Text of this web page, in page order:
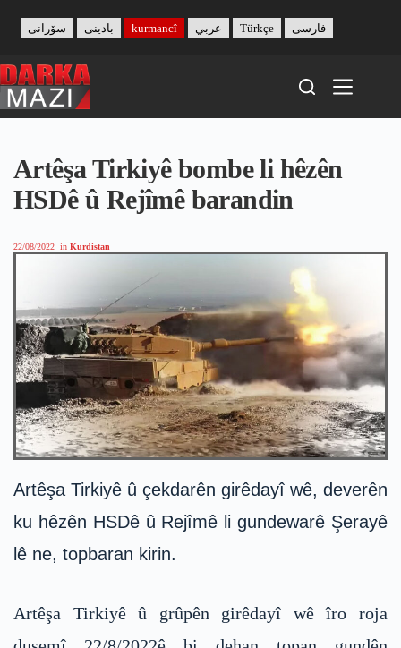
content
بادینی سۆرانی kurmancî عربي Türkçe فارسی
Artêşa Tirkiyê bombe li hêzên
HSDê û Rejîmê barandin
22/08/2022 in Kurdistan
Artêşa Tirkiyê û çekdarên girêdayî wê, deverên
ku hêzên HSDê û Rejîmê li gundewarê Şerayê
lê ne, topbaran kirin.
Artêşa Tirkiyê û grûpên girêdayî wê îro roja